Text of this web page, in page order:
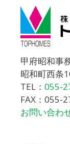
甲府昭和
昭和町西条
TEL： 055-
FAX：055-
お問い合わ